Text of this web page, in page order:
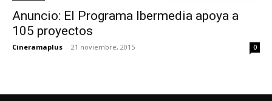
Anuncio: El Programa Ibermedia apoya a
105 proyectos
Cineramaplus - 21 noviembre, 2015 0